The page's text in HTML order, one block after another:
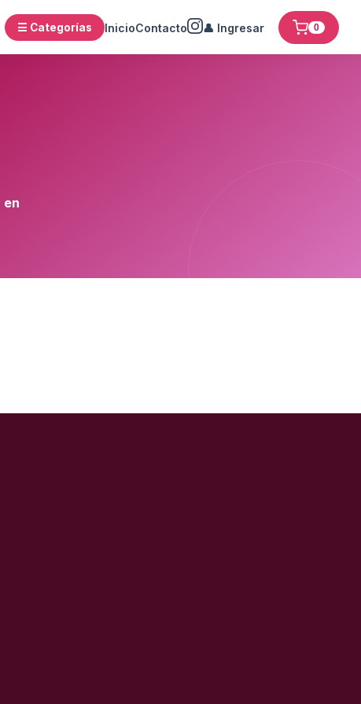
☰ Categorías InicioContacto 👤 Ingresar 0
en